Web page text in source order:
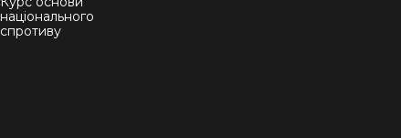
національного
спротиву